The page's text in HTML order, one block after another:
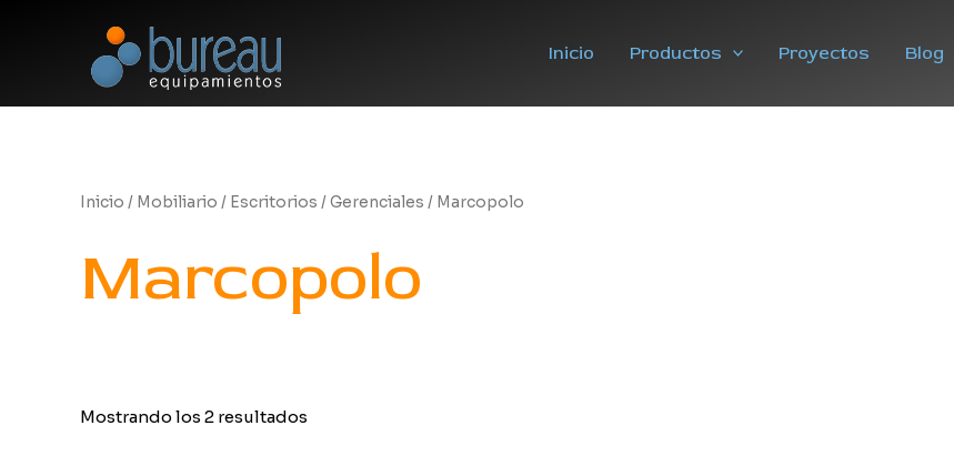
Inicio Productos Proyectos Blog
Inicio / Mobiliario / Escritorios /Gerenciales / Marcopolo
Marcopolo
Mostrando los 2 resultados